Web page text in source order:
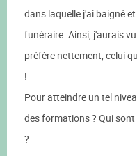
dans laquelle j'ai baigné
funéraire. Ainsi, j'aurais
préfère nettement, celui
!
Pour atteindre un tel
des formations ? Qui
?